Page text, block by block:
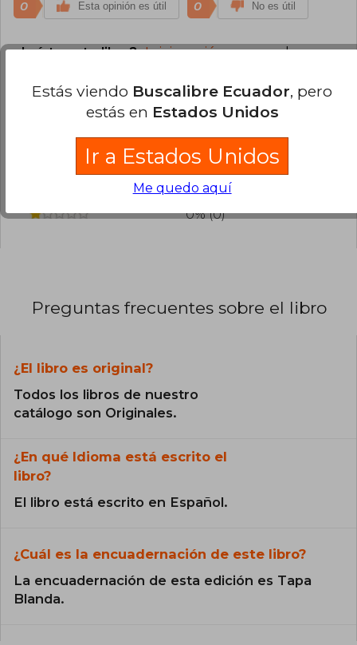
0 Esta opinión es útil 0 No es útil
¿Leíste este libro? Inicia sesiónpara poder
100% (1)
0% (0)
0% (0)
0% (0)
0% (0)
Preguntas frecuentes sobre el libro
¿El libro es original?
Todos los libros de nuestro
catálogo son Originales.
¿En qué Idioma está escrito el
libro?
El libro está escrito en Español.
¿Cuál es la encuadernación de este libro?
La encuadernación de esta edición es Tapa
Blanda.
Estás viendo Buscalibre Ecuador, pero
estás en Estados Unidos
Ir a Estados Unidos
Me quedo aquí